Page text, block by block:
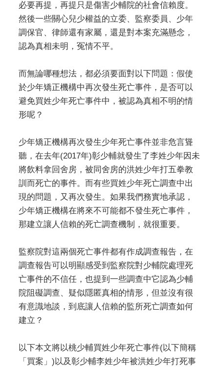
必要再提，再提只是傷害少輔院的社會信賴度。
然後一些關心兒少權益的立委、監察委員、少年
調保官、律師還有家屬，還是對本案充滿懸念，
認為真相未明，冤情不平。
而無論哪種想法，都必須要面對以下問題：假使
於少年矯正機構中再次發生死亡事件，是否可以
避免買姓少年死亡事件中，被認為真相不明的情
形呢？
少年矯正機構再次發生少年死亡事件並非危言聳
聽，在去年(2017年)彰少輔就發生了李姓少年因未
將飲料拿回舍房，被同舍房的洪姓少年打五拳教
訓而死亡的事件。而有些買姓少年死亡調查中出
現的問題，又再次發生。如果我們務實地承認，
少年矯正機構在將來不可能都不發生死亡事件，
那建立讓人信賴的死亡調查機制，就很重要。
監察院對這兩個死亡事件都有作成調查報告，在
調查報告可以明顯感受到監察院對少輔院處理死
亡事件的不信任，也提到一些調查中它認為少輔
院阻礙調查、疑似隱匿真相的情形，但並沒有很
有意識地談，到底讓人信賴的監所死亡調查如何
建立？
以下本文將以桃少輔買姓少年死亡事件(以下簡稱
「買案」)以及彰少輔李姓少年被洪姓少年打死事